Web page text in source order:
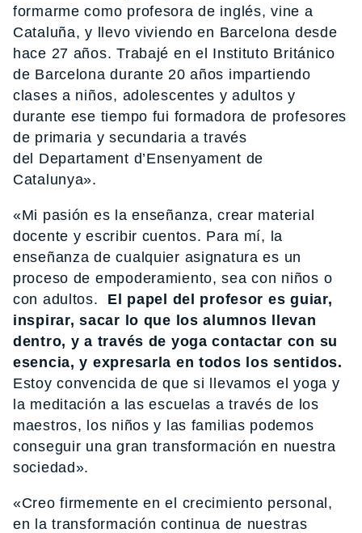
formarme como profesora de inglés, vine a
Cataluña, y llevo viviendo en Barcelona desde
hace 27 años. Trabajé en el Instituto Británico
de Barcelona durante 20 años impartiendo
clases a niños, adolescentes y adultos y
durante ese tiempo fui formadora de profesores
de primaria y secundaria a través
del Departament d’Ensenyament de
Catalunya».
«Mi pasión es la enseñanza, crear material
docente y escribir cuentos. Para mí, la
enseñanza de cualquier asignatura es un
proceso de empoderamiento, sea con niños o
con adultos. El papel del profesor es guiar,
inspirar, sacar lo que los alumnos llevan
dentro, y a través de yoga contactar con su
esencia, y expresarla en todos los sentidos.
Estoy convencida de que si llevamos el yoga y
la meditación a las escuelas a través de los
maestros, los niños y las familias podemos
conseguir una gran transformación en nuestra
sociedad».
«Creo firmemente en el crecimiento personal,
en la transformación continua de nuestras